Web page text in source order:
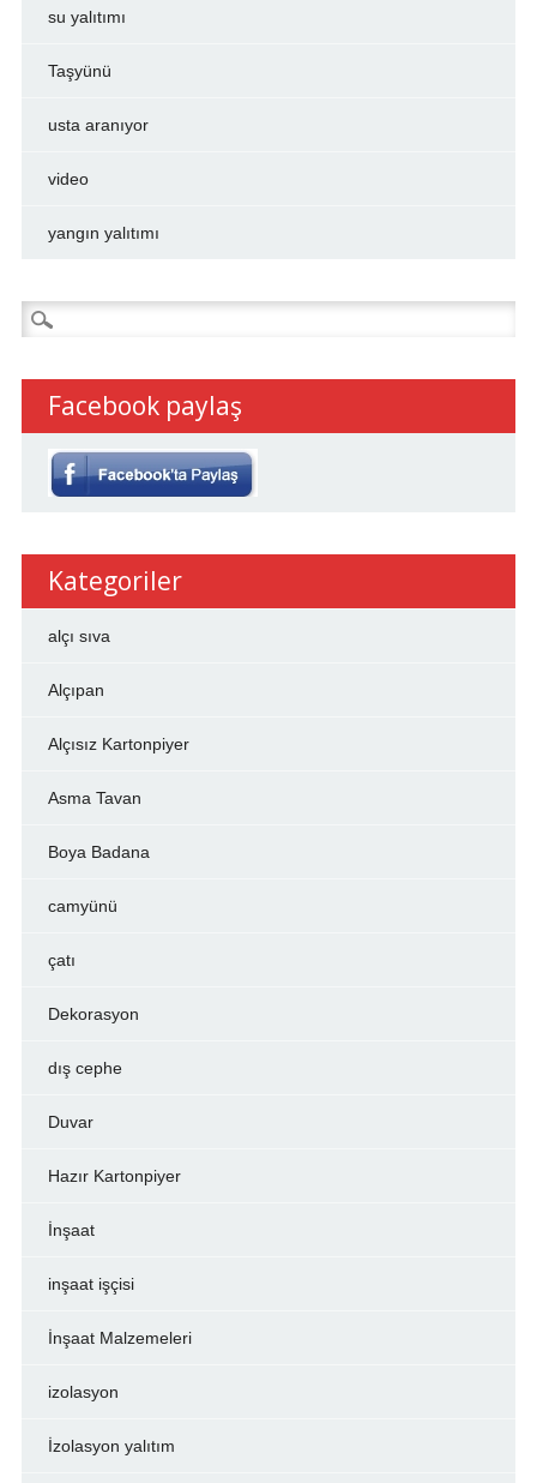
su yalıtımı
Taşyünü
usta aranıyor
video
yangın yalıtımı
Arama:
Facebook paylaş
Kategoriler
alçı sıva
Alçıpan
Alçısız Kartonpiyer
Asma Tavan
Boya Badana
camyünü
çatı
Dekorasyon
dış cephe
Duvar
Hazır Kartonpiyer
İnşaat
inşaat işçisi
İnşaat Malzemeleri
izolasyon
İzolasyon yalıtım